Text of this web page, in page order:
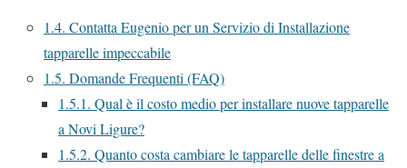
1.4. Contatta Eugenio per un Servizio di Installazione
tapparelle impeccabile
1.5. Domande Frequenti (FAQ)
1.5.1. Qual è il costo medio per installare nuove tapparelle
a Novi Ligure?
1.5.2. Quanto costa cambiare le tapparelle delle finestre a